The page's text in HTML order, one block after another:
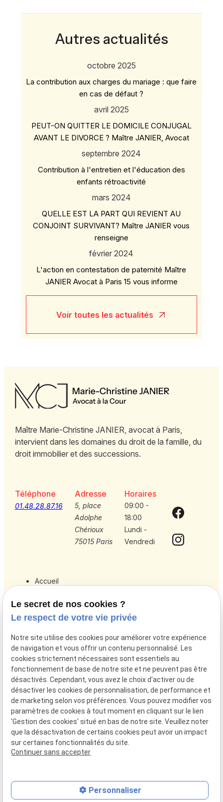
Autres actualités
octobre 2025
La contribution aux charges du mariage : que faire
en cas de défaut ?
avril 2025
PEUT-ON QUITTER LE DOMICILE CONJUGAL
AVANT LE DIVORCE ? Maître JANIER, Avocat
septembre 2024
Contribution à l'entretien et l'éducation des
enfants rétroactivité
mars 2024
QUELLE EST LA PART QUI REVIENT AU
CONJOINT SURVIVANT? Maître JANIER vous
renseigne
février 2024
L'action en contestation de paternité Maître
JANIER Avocat à Paris 15 vous informe
Voir toutes les actualités
Maître Marie-Christine JANIER, avocat à Paris,
intervient dans les domaines du droit de la famille, du
droit immobilier et des successions.
Téléphone
01.48.28.87.16
Adresse
5, place
Adolphe
Chérioux
75015 Paris
Horaires
09:00 -
18:00
Lundi -
Vendredi
Accueil
Droit de la famille
Actualités
Honoraires
Contact
Mentions
légales
Politique de
confidentialité
Gestion
des
cookies
Plan du
site
Siret :34523489200023
Le secret de nos cookies ?
Le respect de votre vie privée
Notre site utilise des cookies pour améliorer votre expérience
de navigation et vous offrir un contenu personnalisé. Les
cookies strictement nécessaires sont essentiels au
fonctionnement de base de notre site et ne peuvent pas être
désactivés. Cependant, vous avez le choix d'activer ou de
désactiver les cookies de personnalisation, de performance et
de marketing selon vos préférences. Vous pouvez modifier vos
paramètres de cookies à tout moment en cliquant sur le lien
'Gestion des cookies' situé en bas de notre site. Veuillez noter
que la désactivation de certains cookies peut avoir un impact
sur certaines fonctionnalités du site.
Continuer sans accepter
Personnaliser